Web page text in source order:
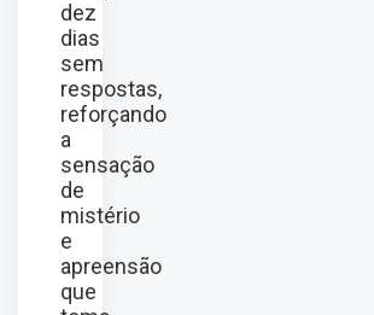
dez
dias
sem
respostas,
reforçando
a
sensação
de
mistério
e
apreensão
que